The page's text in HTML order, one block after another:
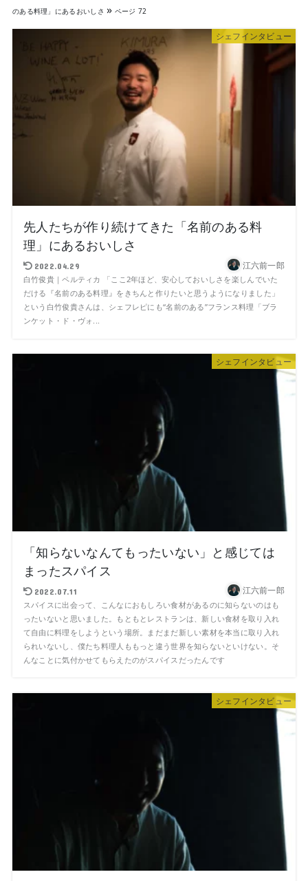
のある料理」にあるおいしさ » ページ 72
シェフインタビュー
先人たちが作り続けてきた「名前のある料
理」にあるおいしさ
2022.04.29 江六前一郎
白竹俊貴｜ペルティカ 「ここ2年ほど、安心しておいしさを楽しんでいた
だける『名前のある料理』をきちんと作りたいと思うようになりました」
という白竹俊貴さんは、シェフレピにも“名前のある”フランス料理「ブラ
ンケット・ド・ヴォ...
シェフインタビュー
「知らないなんてもったいない」と感じては
まったスパイス
2022.07.11 江六前一郎
スパイスに出会って、こんなにおもしろい食材があるのに知らないのはも
ったいないと思いました。もともとレストランは、新しい食材を取り入れ
て自由に料理をしようという場所。まだまだ新しい素材を本当に取り入れ
られいないし、僕たち料理人ももっと違う世界を知らないといけない。そ
んなことに気付かせてもらえたのがスパイスだったんです
シェフインタビュー